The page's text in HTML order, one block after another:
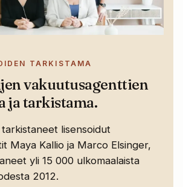
TARKISTAMA
vakuutusagenttien
ja tarkistama.
lisensoidut
Maya Kallio ja Marco Elsinger,
yli 15 000 ulkomaalaista
2012.